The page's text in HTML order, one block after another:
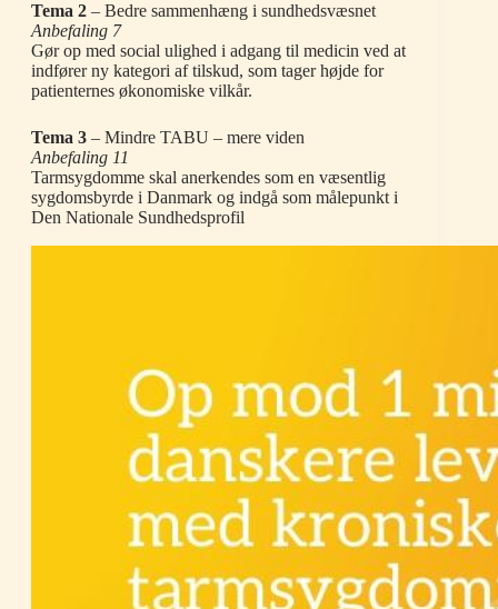
Tema 2 – Bedre sammenhæng i sundhedsvæsnet
Anbefaling 7
Gør op med social ulighed i adgang til medicin ved at
indfører ny kategori af tilskud, som tager højde for
patienternes økonomiske vilkår.
Tema 3 – Mindre TABU – mere viden
Anbefaling 11
Tarmsygdomme skal anerkendes som en væsentlig
sygdomsbyrde i Danmark og indgå som målepunkt i
Den Nationale Sundhedsprofil